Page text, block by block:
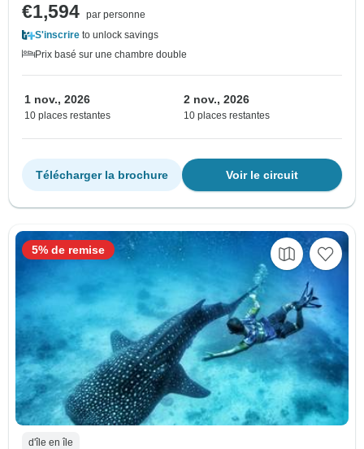
€1,594 par personne
S'inscrire to unlock savings
Prix basé sur une chambre double
1 nov., 2026
10 places restantes
2 nov., 2026
10 places restantes
Voir le circuit
Télécharger la brochure
d'île en île
5% de remise